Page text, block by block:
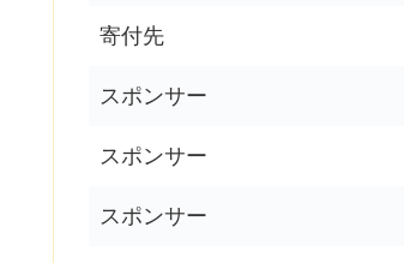
寄付先
スポンサー
スポンサー
スポンサー